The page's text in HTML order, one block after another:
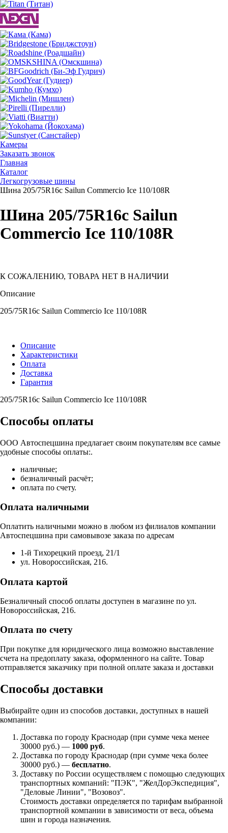
Камеры
Заказать звонок
Главная
Каталог
Легкогрузовые шины
Шина 205/75R16c Sailun Commercio Ice 110/108R
Шина 205/75R16c Sailun
Commercio Ice 110/108R
К СОЖАЛЕНИЮ, ТОВАРА НЕТ В НАЛИЧИИ
Описание
205/75R16c Sailun Commercio Ice 110/108R
Описание
Характеристики
Оплата
Доставка
Гарантия
205/75R16c Sailun Commercio Ice 110/108R
Способы оплаты
ООО Автоспецшина предлагает своим покупателям все самые
удобные способы оплаты:.
наличные;
безналичный расчёт;
оплата по счету.
Оплата наличными
Оплатить наличными можно в любом из филиалов компании
Автоспецшина при самовывозе заказа по адресам
1-й Тихорецкий проезд, 21/1
ул. Новороссийская, 216.
Оплата картой
Безналичный способ оплаты доступен в магазине по ул.
Новороссийская, 216.
Оплата по счету
При покупке для юридического лица возможно выставление
счета на предоплату заказа, оформленного на сайте. Товар
отправляется заказчику при полной оплате заказа и доставки
Способы доставки
Выбирайте один из способов доставки, доступных в нашей
компании:
Доставка по городу Краснодар (при сумме чека менее
30000 руб.) — 1000 руб.
Доставка по городу Краснодар (при сумме чека более
30000 руб.) — бесплатно.
Доставку по России осуществляем с помощью следующих
транспортных компаний: "ПЭК", "ЖелДорЭкспедиция",
"Деловые Линии", "Возовоз".
Стоимость доставки определяется по тарифам выбранной
транспортной компании в зависимости от веса, объема
шин и города назначения.